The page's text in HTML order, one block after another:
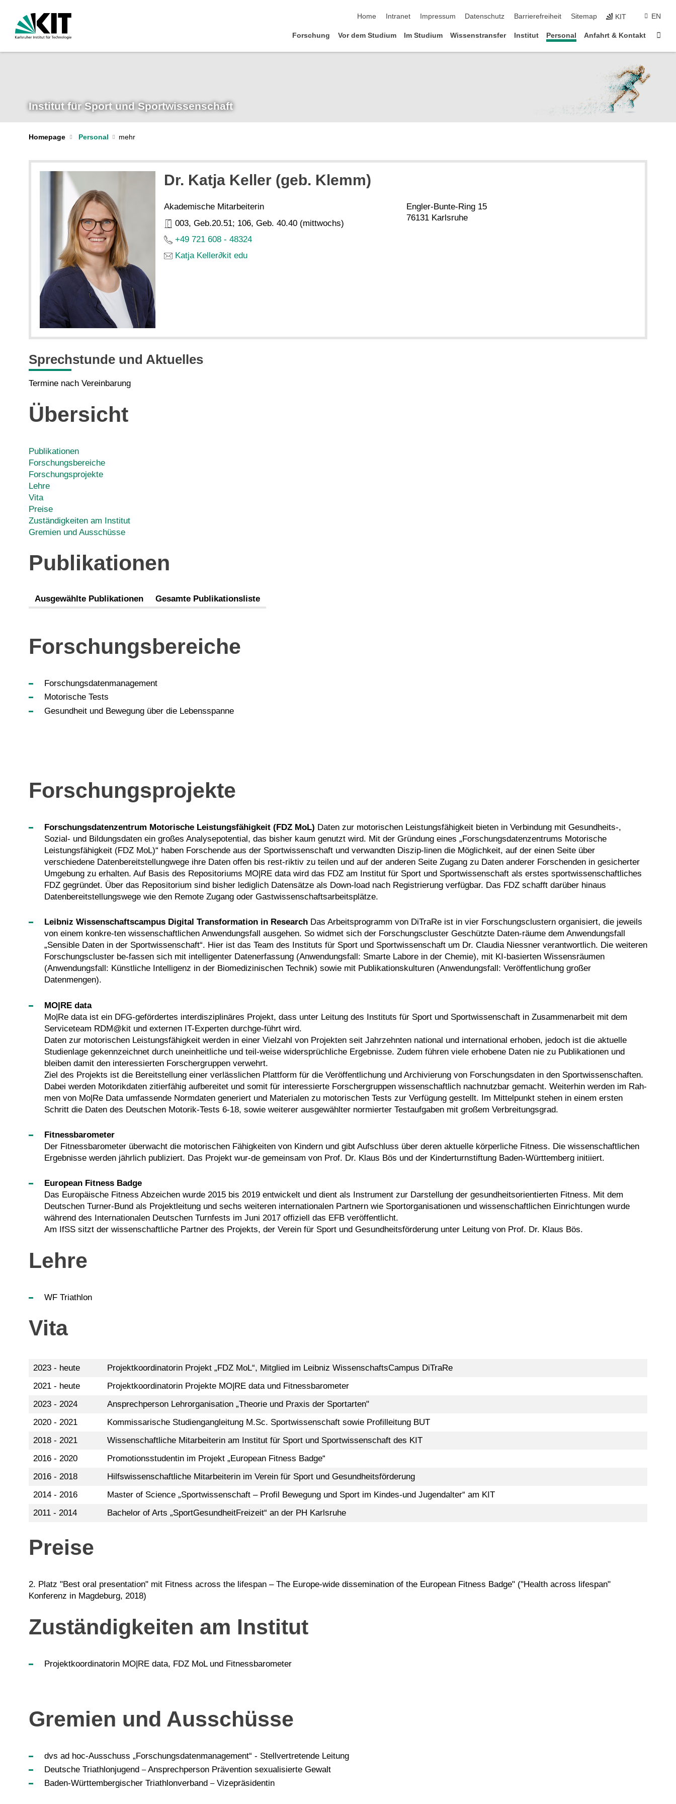
Home
Intranet Impressum Datenschutz Barrierefreiheit Sitemap KIT EN
Forschung Vor dem Studium Im Studium Wissenstransfer Institut Personal Anfahrt & Kontakt
Institut für Sport und Sportwissenschaft
Homepage Personal
Dr. Katja Keller (geb. Klemm)
Akademische Mitarbeiterin
003, Geb.20.51; 106, Geb. 40.40 (mittwochs)
+49 721 608 - 48324
Katja Keller∂kit edu
Engler-Bunte-Ring 15
76131 Karlsruhe
Sprechstunde und Aktuelles
Termine nach Vereinbarung
Übersicht
Publikationen
Forschungsbereiche
Forschungsprojekte
Lehre
Vita
Preise
Zuständigkeiten am Institut
Gremien und Ausschüsse
Publikationen
Ausgewählte Publikationen Gesamte Publikationsliste
Forschungsbereiche
Forschungsdatenmanagement
Motorische Tests
Gesundheit und Bewegung über die Lebensspanne
Forschungsprojekte
Forschungsdatenzentrum Motorische Leistungsfähigkeit (FDZ MoL) Daten zur motorischen Leistungsfähigkeit bieten in Verbindung mit Gesundheits-,
Sozial- und Bildungsdaten ein großes Analysepotential, das bisher kaum genutzt wird. Mit der Gründung eines „Forschungsdatenzentrums Motorische
Leistungsfähigkeit (FDZ MoL)“ haben Forschende aus der Sportwissenschaft und verwandten Diszip-linen die Möglichkeit, auf der einen Seite über
verschiedene Datenbereitstellungwege ihre Daten offen bis rest-riktiv zu teilen und auf der anderen Seite Zugang zu Daten anderer Forschenden in gesicherter
Umgebung zu erhalten. Auf Basis des Repositoriums MO|RE data wird das FDZ am Institut für Sport und Sportwissenschaft als erstes sportwissenschaftliches
FDZ gegründet. Über das Repositorium sind bisher lediglich Datensätze als Down-load nach Registrierung verfügbar. Das FDZ schafft darüber hinaus
Datenbereitstellungswege wie den Remote Zugang oder Gastwissenschaftsarbeitsplätze.
Leibniz Wissenschaftscampus Digital Transformation in ResearchDas Arbeitsprogramm von DiTraRe ist in vier Forschungsclustern organisiert, die jeweils
von einem konkre-ten wissenschaftlichen Anwendungsfall ausgehen. So widmet sich der Forschungscluster Geschützte Daten-räume dem Anwendungsfall
„Sensible Daten in der Sportwissenschaft“. Hier ist das Team des Instituts für Sport und Sportwissenschaft um Dr. Claudia Niessner verantwortlich. Die weiteren
Forschungscluster be-fassen sich mit intelligenter Datenerfassung (Anwendungsfall: Smarte Labore in der Chemie), mit KI-basierten Wissensräumen
(Anwendungsfall: Künstliche Intelligenz in der Biomedizinischen Technik) sowie mit Publikationskulturen (Anwendungsfall: Veröffentlichung großer
Datenmengen).
MO|RE data
Mo|Re data ist ein DFG-gefördertes interdisziplinäres Projekt, dass unter Leitung des Instituts für Sport und Sportwissenschaft in Zusammenarbeit mit dem
Serviceteam RDM@kit und externen IT-Experten durchge-führt wird.
Daten zur motorischen Leistungsfähigkeit werden in einer Vielzahl von Projekten seit Jahrzehnten national und international erhoben, jedoch ist die aktuelle
Studienlage gekennzeichnet durch uneinheitliche und teil-weise widersprüchliche Ergebnisse. Zudem führen viele erhobene Daten nie zu Publikationen und
bleiben damit den interessierten Forschergruppen verwehrt.
Ziel des Projekts ist die Bereitstellung einer verlässlichen Plattform für die Veröffentlichung und Archivierung von Forschungsdaten in den Sportwissenschaften.
Dabei werden Motorikdaten zitierfähig aufbereitet und somit für interessierte Forschergruppen wissenschaftlich nachnutzbar gemacht. Weiterhin werden im Rah-
men von Mo|Re Data umfassende Normdaten generiert und Materialen zu motorischen Tests zur Verfügung gestellt. Im Mittelpunkt stehen in einem ersten
Schritt die Daten des Deutschen Motorik-Tests 6-18, sowie weiterer ausgewählter normierter Testaufgaben mit großem Verbreitungsgrad.
Fitnessbarometer
Der Fitnessbarometer überwacht die motorischen Fähigkeiten von Kindern und gibt Aufschluss über deren aktuelle körperliche Fitness. Die wissenschaftlichen
Ergebnisse werden jährlich publiziert. Das Projekt wur-de gemeinsam von Prof. Dr. Klaus Bös und der Kinderturnstiftung Baden-Württemberg initiiert.
European Fitness Badge
Das Europäische Fitness Abzeichen wurde 2015 bis 2019 entwickelt und dient als Instrument zur Darstellung der gesundheitsorientierten Fitness. Mit dem
Deutschen Turner-Bund als Projektleitung und sechs weiteren internationalen Partnern wie Sportorganisationen und wissenschaftlichen Einrichtungen wurde
während des Internationalen Deutschen Turnfests im Juni 2017 offiziell das EFB veröffentlicht.
Am IfSS sitzt der wissenschaftliche Partner des Projekts, der Verein für Sport und Gesundheitsförderung unter Leitung von Prof. Dr. Klaus Bös.
Lehre
WF Triathlon
Vita
2023 - heute Projektkoordinatorin Projekt „FDZ MoL“, Mitglied im Leibniz WissenschaftsCampus DiTraRe
2021 - heute
Projektkoordinatorin Projekte MO|RE data und Fitnessbarometer
2023 - 2024
Ansprechperson Lehrorganisation „Theorie und Praxis der Sportarten"
2020 - 2021
Kommissarische Studiengangleitung M.Sc. Sportwissenschaft sowie Profilleitung BUT
2018 - 2021
Wissenschaftliche Mitarbeiterin am Institut für Sport und Sportwissenschaft des KIT
2016 - 2020
Promotionsstudentin im Projekt „European Fitness Badge“
2016 - 2018
Hilfswissenschaftliche Mitarbeiterin im Verein für Sport und Gesundheitsförderung
2014 - 2016
Master of Science „Sportwissenschaft – Profil Bewegung und Sport im Kindes-und Jugendalter“ am KIT
2011 - 2014
Bachelor of Arts „SportGesundheitFreizeit“ an der PH Karlsruhe
Preise
2. Platz "Best oral presentation" mit Fitness across the lifespan – The Europe-wide dissemination of the European Fitness Badge" ("Health across lifespan"
Konferenz in Magdeburg, 2018)
Zuständigkeiten am Institut
Projektkoordinatorin MO|RE data, FDZ MoL und Fitnessbarometer
Gremien und Ausschüsse
dvs ad hoc-Ausschuss „Forschungsdatenmanagement“ - Stellvertretende Leitung
Deutsche Triathlonjugend –Ansprechperson Prävention sexualisierte Gewalt
Baden-Württembergischer Triathlonverband –Vizepräsidentin